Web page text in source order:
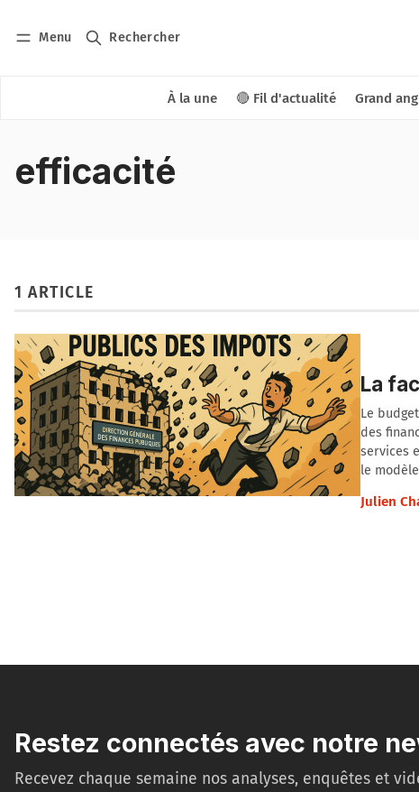
Menu Rechercher
À la une 🔴 Fil d'actualité Grand
efficacité
1 ARTICLE
La
Le
des
services
le
Julien
Restez connectés avec notre
Recevez chaque semaine nos analyses, enquêtes et